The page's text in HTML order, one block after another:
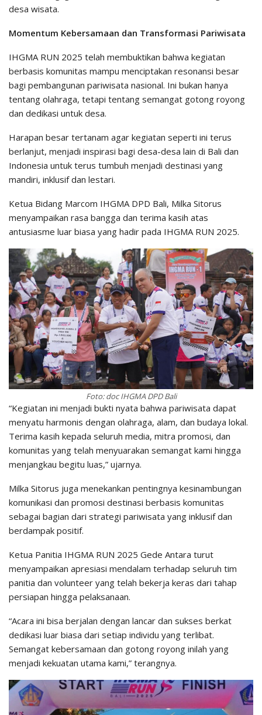
desa wisata.
Momentum Kebersamaan dan Transformasi Pariwisata
IHGMA RUN 2025 telah membuktikan bahwa kegiatan
berbasis komunitas mampu menciptakan resonansi besar
bagi pembangunan pariwisata nasional. Ini bukan hanya
tentang olahraga, tetapi tentang semangat gotong royong
dan dedikasi untuk desa.
Harapan besar tertanam agar kegiatan seperti ini terus
berlanjut, menjadi inspirasi bagi desa-desa lain di Bali dan
Indonesia untuk terus tumbuh menjadi destinasi yang
mandiri, inklusif dan lestari.
Ketua Bidang Marcom IHGMA DPD Bali, Milka Sitorus
menyampaikan rasa bangga dan terima kasih atas
antusiasme luar biasa yang hadir pada IHGMA RUN 2025.
Foto: doc IHGMA DPD Bali
“Kegiatan ini menjadi bukti nyata bahwa pariwisata dapat
menyatu harmonis dengan olahraga, alam, dan budaya lokal.
Terima kasih kepada seluruh media, mitra promosi, dan
komunitas yang telah menyuarakan semangat kami hingga
menjangkau begitu luas,” ujarnya.
Milka Sitorus juga menekankan pentingnya kesinambungan
komunikasi dan promosi destinasi berbasis komunitas
sebagai bagian dari strategi pariwisata yang inklusif dan
berdampak positif.
Ketua Panitia IHGMA RUN 2025 Gede Antara turut
menyampaikan apresiasi mendalam terhadap seluruh tim
panitia dan volunteer yang telah bekerja keras dari tahap
persiapan hingga pelaksanaan.
“Acara ini bisa berjalan dengan lancar dan sukses berkat
dedikasi luar biasa dari setiap individu yang terlibat.
Semangat kebersamaan dan gotong royong inilah yang
menjadi kekuatan utama kami,” terangnya.